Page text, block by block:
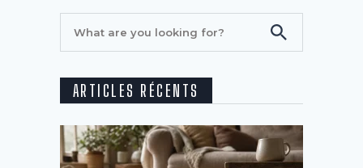
ARTICLES RÉCENTS